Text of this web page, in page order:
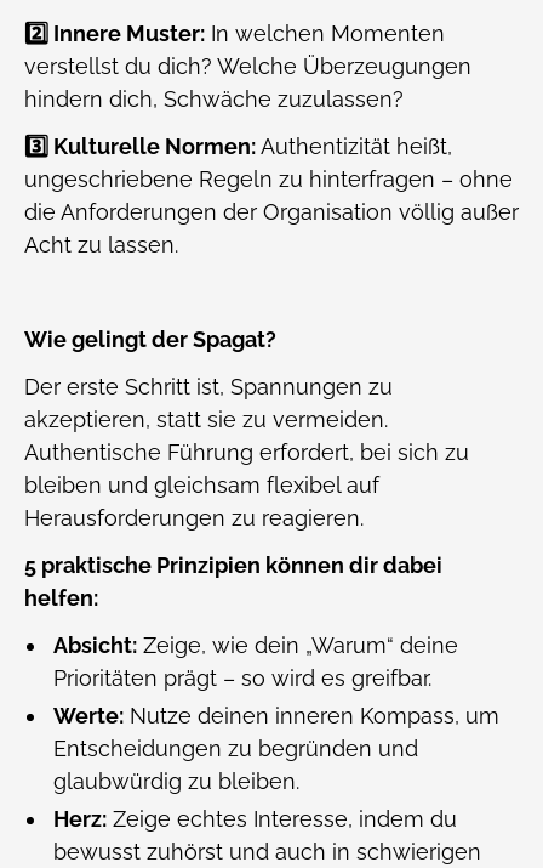
2️⃣ Innere Muster: In welchen Momenten
verstellst du dich? Welche Überzeugungen
hindern dich, Schwäche zuzulassen?
3️⃣ Kulturelle Normen:Authentizität heißt,
ungeschriebene Regeln zu hinterfragen – ohne
die Anforderungen der Organisation völlig außer
Acht zu lassen.
Wie gelingt der Spagat?
Der erste Schritt ist, Spannungen zu
akzeptieren, statt sie zu vermeiden.
Authentische Führung erfordert, bei sich zu
bleiben und gleichsam flexibel auf
Herausforderungen zu reagieren.
5 praktische Prinzipien können dir dabei
helfen:
Absicht: Zeige, wie dein „Warum“ deine
Prioritäten prägt – so wird es greifbar.
Werte: Nutze deinen inneren Kompass, um
Entscheidungen zu begründen und
glaubwürdig zu bleiben.
Herz: Zeige echtes Interesse, indem du
bewusst zuhörst und auch in schwierigen